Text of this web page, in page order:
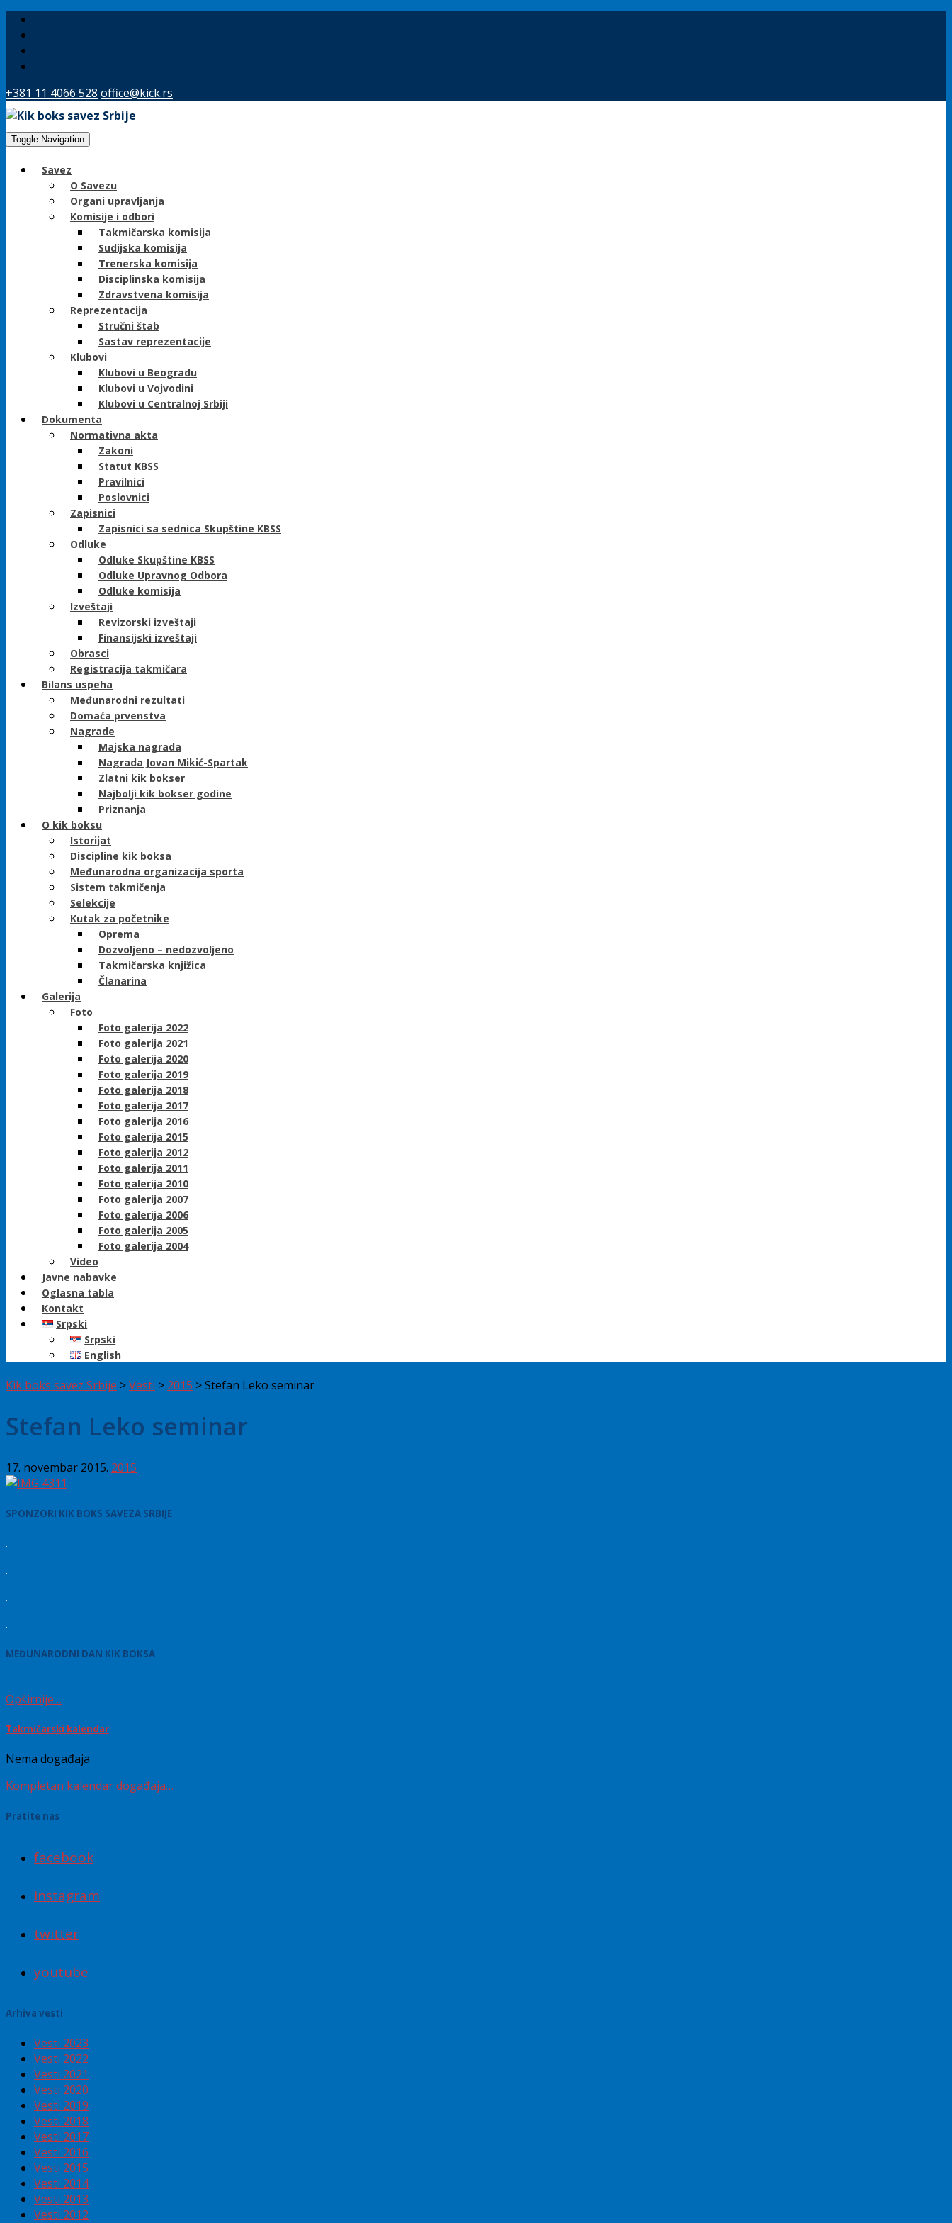
+381 11 4066 528 office@kick.rs
Toggle Navigation
Savez
O Savezu
Organi upravljanja
Komisije i odbori
Takmičarska komisija
Sudijska komisija
Trenerska komisija
Disciplinska komisija
Zdravstvena komisija
Reprezentacija
Stručni štab
Sastav reprezentacije
Klubovi
Klubovi u Beogradu
Klubovi u Vojvodini
Klubovi u Centralnoj Srbiji
Dokumenta
Normativna akta
Zakoni
Statut KBSS
Pravilnici
Poslovnici
Zapisnici
Zapisnici sa sednica Skupštine KBSS
Odluke
Odluke Skupštine KBSS
Odluke Upravnog Odbora
Odluke komisija
Izveštaji
Revizorski izveštaji
Finansijski izveštaji
Obrasci
Registracija takmičara
Bilans uspeha
Međunarodni rezultati
Domaća prvenstva
Nagrade
Majska nagrada
Nagrada Jovan Mikić-Spartak
Zlatni kik bokser
Najbolji kik bokser godine
Priznanja
O kik boksu
Istorijat
Discipline kik boksa
Međunarodna organizacija sporta
Sistem takmičenja
Selekcije
Kutak za početnike
Oprema
Dozvoljeno – nedozvoljeno
Takmičarska knjižica
Članarina
Galerija
Foto
Foto galerija 2022
Foto galerija 2021
Foto galerija 2020
Foto galerija 2019
Foto galerija 2018
Foto galerija 2017
Foto galerija 2016
Foto galerija 2015
Foto galerija 2012
Foto galerija 2011
Foto galerija 2010
Foto galerija 2007
Foto galerija 2006
Foto galerija 2005
Foto galerija 2004
Video
Javne nabavke
Oglasna tabla
Kontakt
Srpski
Srpski
English
Kik boks savez Srbije >Vesti > 2015 >Stefan Leko seminar
Stefan Leko seminar
17. novembar 2015. 2015
SPONZORI KIK BOKS SAVEZA SRBIJE
MEĐUNARODNI DAN KIK BOKSA
Opširnije…
Takmičarski kalendar
Nema događaja
Kompletan kalendar događaja…
Pratite nas
facebook
instagram
twitter
youtube
Arhiva vesti
Vesti 2023
Vesti 2022
Vesti 2021
Vesti 2020
Vesti 2019
Vesti 2018
Vesti 2017
Vesti 2016
Vesti 2015
Vesti 2014
Vesti 2013
Vesti 2012